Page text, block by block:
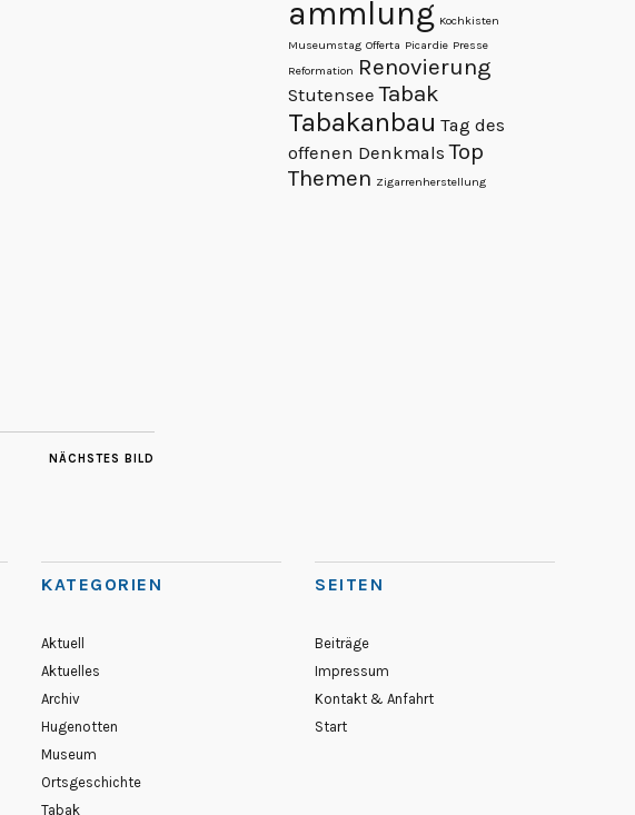
NÄCHSTES BILD
ammlung Kochkisten
Museumstag Offerta Picardie Presse
Reformation Renovierung
Stutensee Tabak
Tabakanbau Tag des
offenen Denkmals Top
Themen Zigarrenherstellung
KATEGORIEN
Aktuell
Aktuelles
Archiv
Hugenotten
Museum
Ortsgeschichte
Tabak
SEITEN
Beiträge
Impressum
Kontakt & Anfahrt
Start